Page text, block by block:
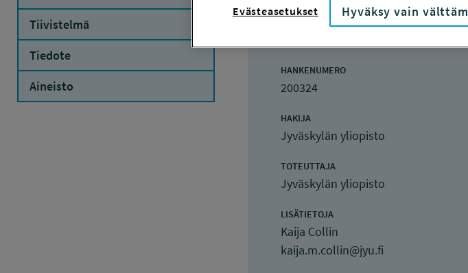
Tiivistelmä
Tiedote
Aineisto
Hanketiedot
HANKENUMERO
200324
HAKIJA
Jyväskylän yliopisto
TOTEUTTAJA
Jyväskylän yliopisto
LISÄTIETOJA
Kaija Collin
kaija.m.collin@jyu.fi
Hyväksy vain
Evästeasetukset